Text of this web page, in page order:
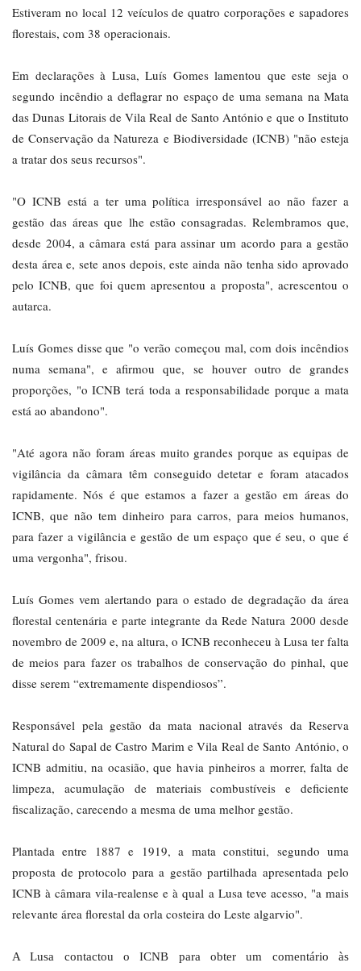
Estiveram no local 12 veículos de quatro corporações e sapadores
florestais, com 38 operacionais.
Em declarações à Lusa, Luís Gomes lamentou que este seja o
segundo incêndio a deflagrar no espaço de uma semana na Mata
das Dunas Litorais de Vila Real de Santo António e que o Instituto
de Conservação da Natureza e Biodiversidade (ICNB) "não esteja
a tratar dos seus recursos".
"O ICNB está a ter uma política irresponsável ao não fazer a
gestão das áreas que lhe estão consagradas. Relembramos que,
desde 2004, a câmara está para assinar um acordo para a gestão
desta área e, sete anos depois, este ainda não tenha sido aprovado
pelo ICNB, que foi quem apresentou a proposta", acrescentou o
autarca.
Luís Gomes disse que "o verão começou mal, com dois incêndios
numa semana", e afirmou que, se houver outro de grandes
proporções, "o ICNB terá toda a responsabilidade porque a mata
está ao abandono".
"Até agora não foram áreas muito grandes porque as equipas de
vigilância da câmara têm conseguido detetar e foram atacados
rapidamente. Nós é que estamos a fazer a gestão em áreas do
ICNB, que não tem dinheiro para carros, para meios humanos,
para fazer a vigilância e gestão de um espaço que é seu, o que é
uma vergonha", frisou.
Luís Gomes vem alertando para o estado de degradação da área
florestal centenária e parte integrante da Rede Natura 2000 desde
novembro de 2009 e, na altura, o ICNB reconheceu à Lusa ter falta
de meios para fazer os trabalhos de conservação do pinhal, que
disse serem “extremamente dispendiosos”.
Responsável pela gestão da mata nacional através da Reserva
Natural do Sapal de Castro Marim e Vila Real de Santo António, o
ICNB admitiu, na ocasião, que havia pinheiros a morrer, falta de
limpeza, acumulação de materiais combustíveis e deficiente
fiscalização, carecendo a mesma de uma melhor gestão.
Plantada entre 1887 e 1919, a mata constitui, segundo uma
proposta de protocolo para a gestão partilhada apresentada pelo
ICNB à câmara vila-realense e à qual a Lusa teve acesso, "a mais
relevante área florestal da orla costeira do Leste algarvio".
A Lusa contactou o ICNB para obter um comentário às